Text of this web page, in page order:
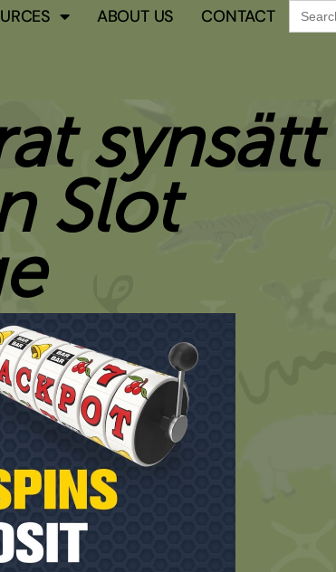
ABOUT US CONTACT
Search
for:
synsätt
Slot